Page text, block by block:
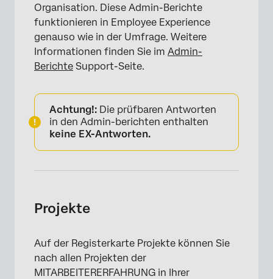
Organisation. Diese Admin-Berichte
funktionieren in Employee Experience
genauso wie in der Umfrage. Weitere
Informationen finden Sie im Admin-
Berichte Support-Seite.
Achtung!: Die prüfbaren Antworten
in den Admin-berichten enthalten
keine EX-Antworten.
Projekte
Auf der Registerkarte Projekte können Sie
nach allen Projekten der
MITARBEITERERFAHRUNG in Ihrer